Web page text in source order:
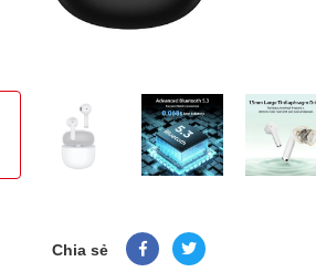
Chia sẻ